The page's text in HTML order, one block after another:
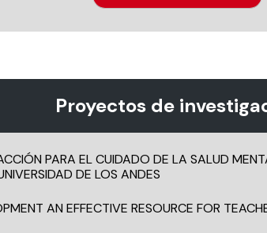
Proyectos de
PARA EL CUIDADO DE LA SALUD
DE LOS ANDES
AN EFFECTIVE RESOURCE FOR